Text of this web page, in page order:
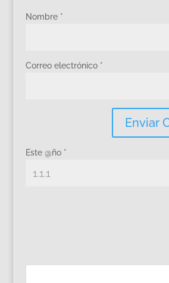
Nombre *
Correo electrónico *
Este @ño *